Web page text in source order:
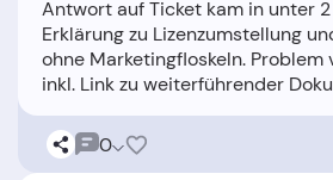
Antwort auf Ticket kam in unter
Erklärung zu Lizenzumstellung
ohne Marketingfloskeln.
0